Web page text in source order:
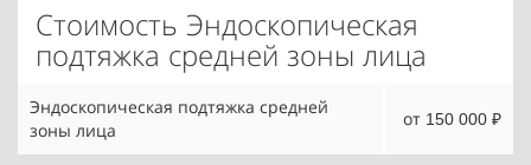
Стоимость Эндоскопическая
подтяжка средней зоны лица
Эндоскопическая подтяжка средней
зоны лица
от 150 000 ₽